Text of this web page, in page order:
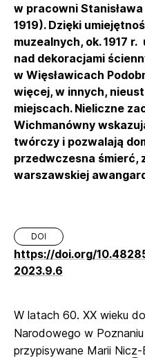
w pracowni
1919). Dzięki
muzealnych, ok. 1917
nad dekoracjami
w Więsławicach
więcej, w innych,
miejscach. Nieliczne
Wichmanówny
twórczy i pozwalają
przedwczesna śmierć,
warszawskiej
DOI
https://doi.org/
2023.9.6
W latach 60. XX wieku
Narodowego w Poznaniu
przypisywane Marii